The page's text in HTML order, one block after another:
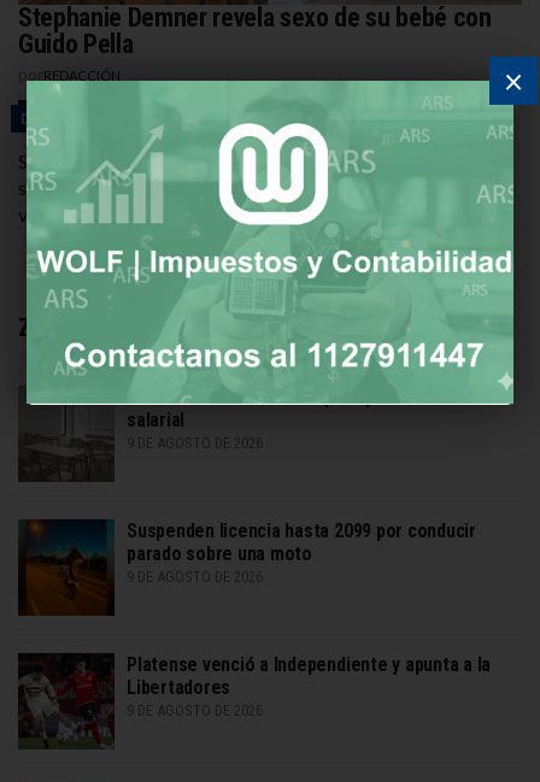
Stephanie Demner revela sexo de su bebé con
Guido Pella
REDACCIÓN
DESTACADAS
Stephanie Demner y Guido Pella anunciaron que esperan su
segundo hijo y revelaron que será una niña durante sus
vacaciones en Disney World. El anuncio […]
Zona Norte
Gremio docente ratificó paro por aumento
salarial
9 DE AGOSTO DE 2026
Suspenden licencia hasta 2099 por conducir
parado sobre una moto
9 DE AGOSTO DE 2026
Platense venció a Independiente y apunta a la
Libertadores
9 DE AGOSTO DE 2026
×